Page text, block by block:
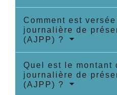
Comment est
journalière de
(AJPP) ?
Quel est le montant
journalière de
(AJPP) ?